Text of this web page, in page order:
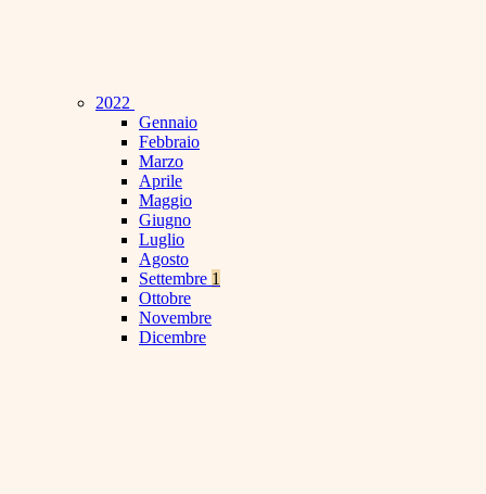
2022
Gennaio
Febbraio
Marzo
Aprile
Maggio
Giugno
Luglio
Agosto
Settembre 1
Ottobre
Novembre
Dicembre